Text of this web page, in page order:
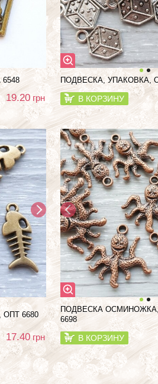
19.20 грн
ПОДВЕСКА, УПАКОВКА,
В КОРЗИНУ
6680
17.40 грн
ПОДВЕСКА
6698
В КОРЗИНУ